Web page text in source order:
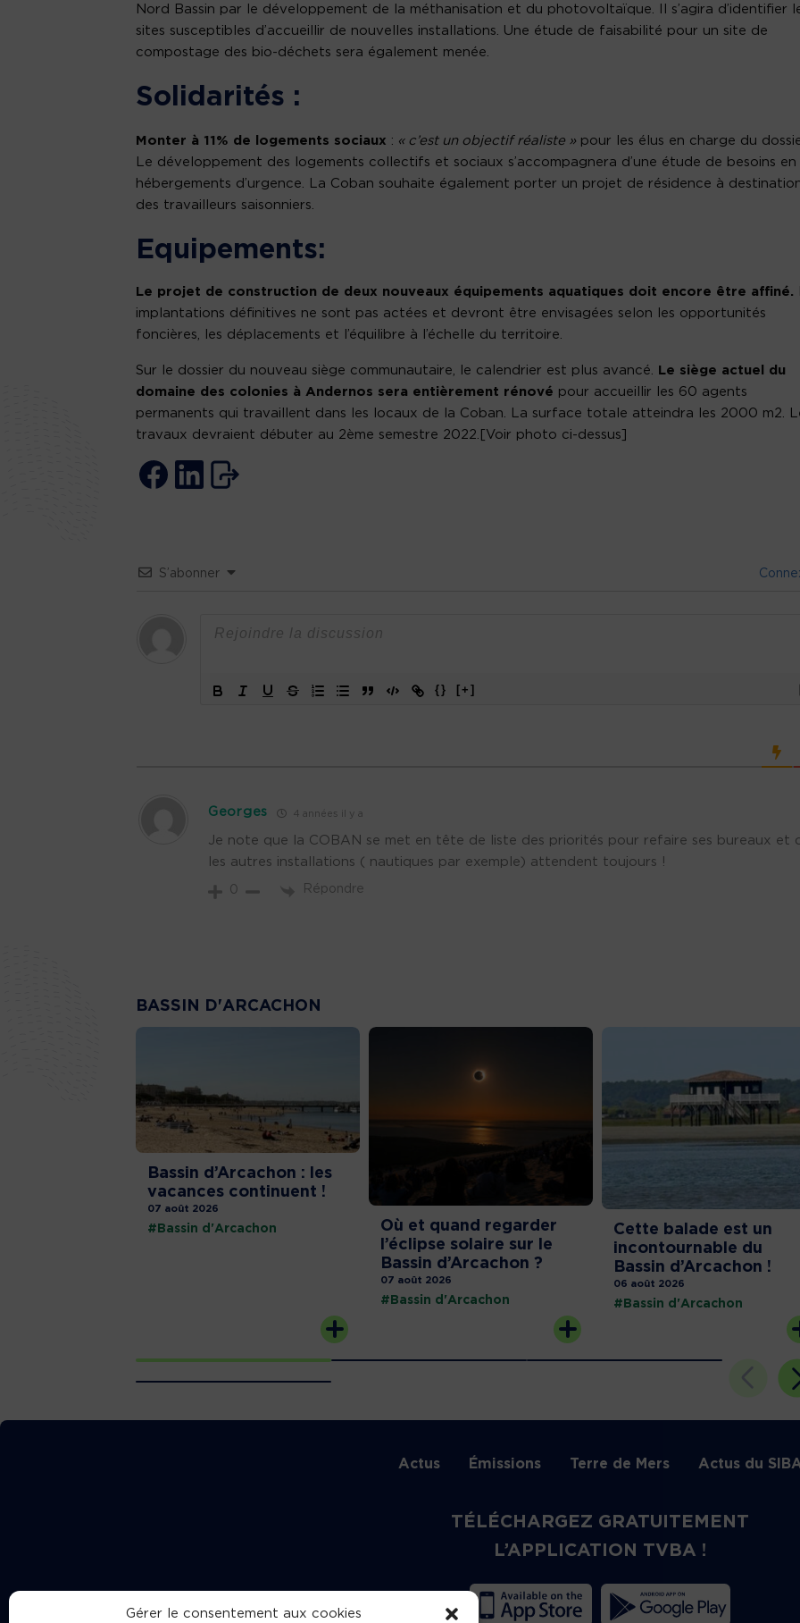
Gérer le consentement aux cookies
Nord Bassin par le développement de la méthanisation et du photovoltaïque. Il s’agira d’identifier
sites susceptibles d’accueillir de nouvelles installations. Une étude de faisabilité pour un site de
compostage des bio-déchets sera également menée.
Solidarités :
Monter à 11% de logements sociaux : « c’est un objectif réaliste » pour les élus en charge du
Le développement des logements collectifs et sociaux s’accompagnera d’une étude de besoins en
hébergements d’urgence. La Coban souhaite également porter un projet de résidence à
des travailleurs saisonniers.
Equipements:
Le projet de construction de deux nouveaux équipements aquatiques doit encore être affiné.
implantations définitives ne sont pas actées et devront être envisagées selon les opportunités
foncières, les déplacements et l’équilibre à l’échelle du territoire.
Sur le dossier du nouveau siège communautaire, le calendrier est plus avancé. Le siège actuel du
domaine des colonies à Andernos sera entièrement rénové pour accueillir les 60 agents
permanents qui travaillent dans les locaux de la Coban. La surface totale atteindra les 2000 m2.
travaux devraient débuter au 2ème semestre 2022.[Voir photo ci-dessus]
S’abonner
{} [+]
Georges 4 années il y a
Je note que la COBAN se met en tête de liste des priorités pour refaire ses bureaux et
les autres installations ( nautiques par exemple) attendent toujours !
0 Répondre
BASSIN D'ARCACHON
Bassin d’Arcachon : les
vacances continuent !
07 août 2026
#Bassin d'Arcachon
Où et quand regarder
l’éclipse solaire sur le
Bassin d’Arcachon ?
07 août 2026
#Bassin d'Arcachon
Cette balade est un
incontournable du
Bassin d’Arcachon !
06 août 2026
#Bassin d'Arcachon
Actus Émissions Terre de Mers Actus du
TÉLÉCHARGEZ GRATUITEMENT
L’APPLICATION TVBA !